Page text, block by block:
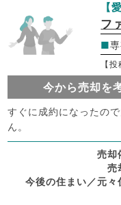
【
フ
■
【
今から売却を
すぐに成約になったの
ん。
売却
売
今後の住まい／元